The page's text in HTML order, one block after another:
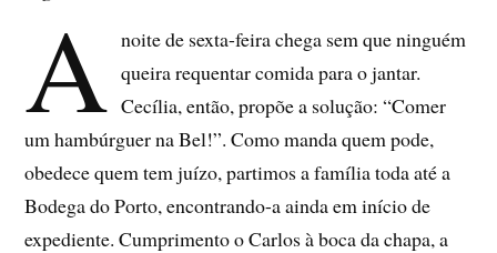
A noite de sexta-feira chega sem que ninguém
queira requentar comida para o jantar.
Cecília, então, propõe a solução: “Comer
um hambúrguer na Bel!”. Como manda quem pode,
obedece quem tem juízo, partimos a família toda até a
Bodega do Porto, encontrando-a ainda em início de
expediente. Cumprimento o Carlos à boca da chapa, a